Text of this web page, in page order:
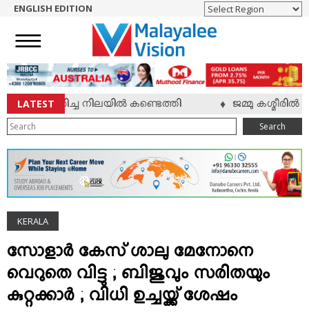
NEWS
ENGLISH
NRI
ENTERTAINMENT
MV SPECIAL
SPORTS
LIFESTYLE
TECH & AUTO
SOCIAL SPHERE
EDITORIAL
ARTS & LITERATURE
MAGAZINE
ENGLISH EDITION
LATESTനിലയില്‍ കണ്ടെത്തി ജമ്മു കശ്മീരില്‍
Search
KERALA
സോളാര്‍ കേസ് ശാലു മേനോനെ
വെറുതെ വിട്ടു ; ബിജുവും സരിതയും
കുറ്റക്കാര്‍ ; വിധി ഉച്ചയ്ക്ക് ശേഷം